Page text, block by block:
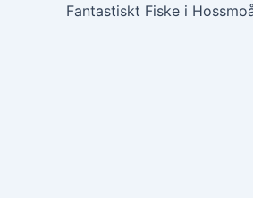
Fantastiskt Fiske i